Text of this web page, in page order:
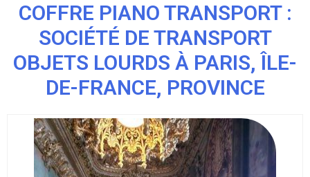
COFFRE PIANO TRANSPORT :
SOCIÉTÉ DE TRANSPORT
OBJETS LOURDS À PARIS, ÎLE-
DE-FRANCE, PROVINCE